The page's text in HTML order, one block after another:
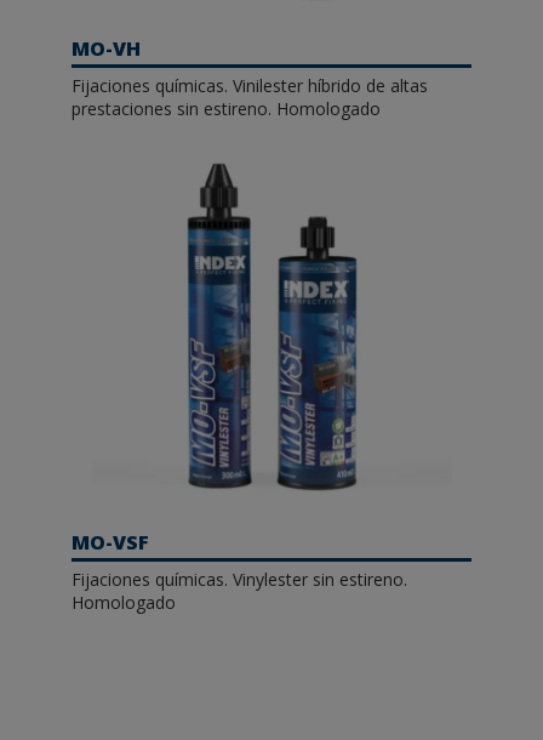
MO-VH
Fijaciones químicas. Vinilester híbrido de altas
prestaciones sin estireno. Homologado
MO-VSF
Fijaciones químicas. Vinylester sin estireno.
Homologado